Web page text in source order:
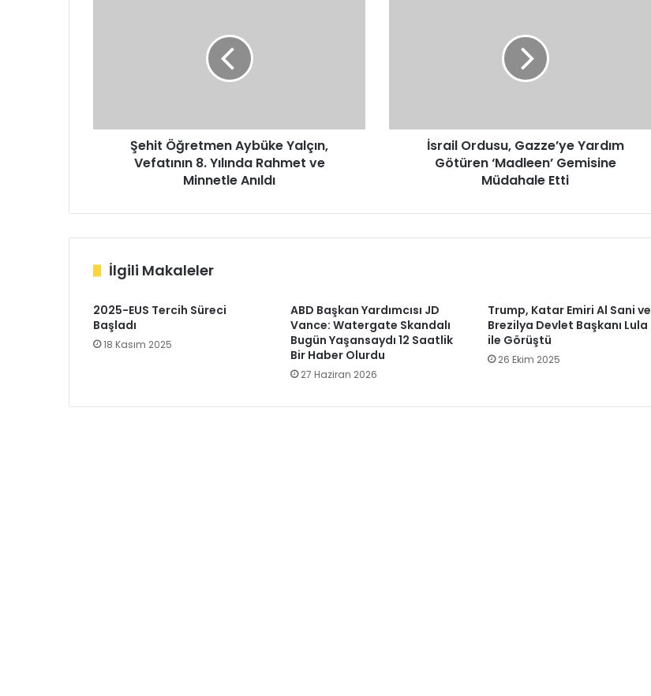
ve
MinnetleŞehit Öğretmen Aybüke Yalçın,
Vefatının 8. Yılında Rahmet ve
Minnetle Anıldı
Etti
İsrail Ordusu, Gazze’ye Yardım
Götüren ‘Madleen’ Gemisine
Müdahale Etti
İlgili Makaleler
2025-EUS Tercih Süreci
Başladı
18 Kasım 2025
ABD Başkan Yardımcısı JD
Vance: Watergate Skandalı
Bugün Yaşansaydı 12 Saatlik
Bir Haber Olurdu
27 Haziran 2026
Trump, Katar Emiri Al Sani ve
Brezilya Devlet Başkanı Lula
ile Görüştü
26 Ekim 2025